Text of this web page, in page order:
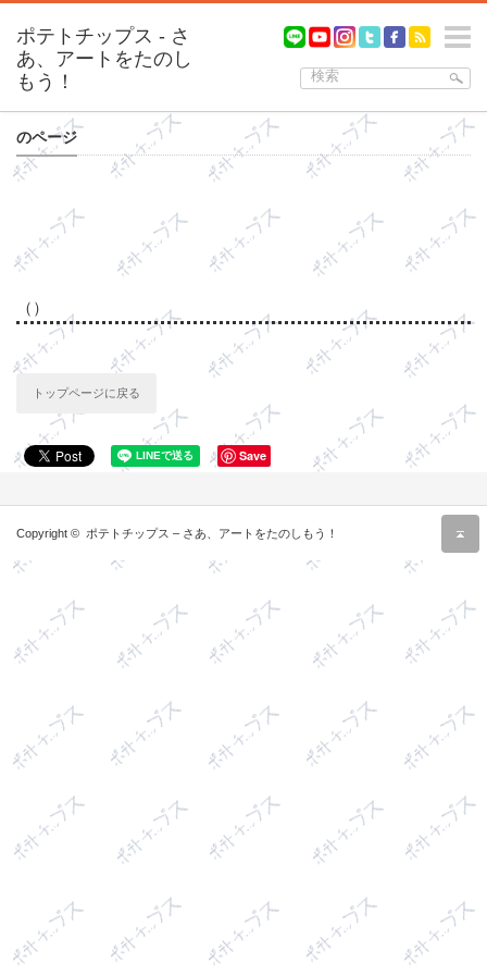
のページ
（）
トップページに戻る
Save
Copyright © ポテトチップス – さあ、アートをたのしもう！